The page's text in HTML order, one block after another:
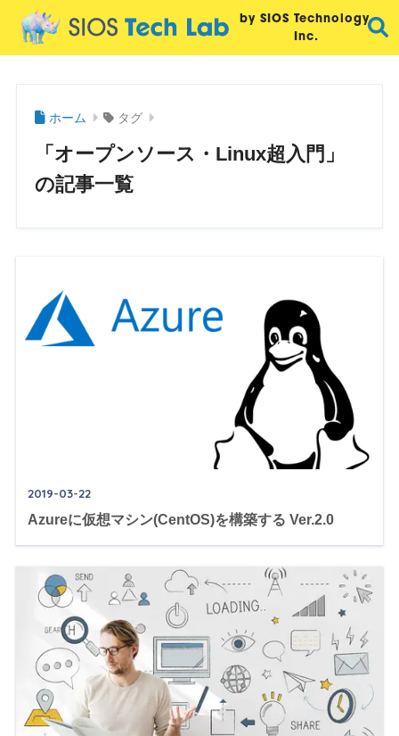
by SIOS Technology,
Inc.
ホーム タグ
「オープンソース・Linux超入門」
の記事一覧
2019-03-22
Azureに仮想マシン(CentOS)を構築する Ver.2.0